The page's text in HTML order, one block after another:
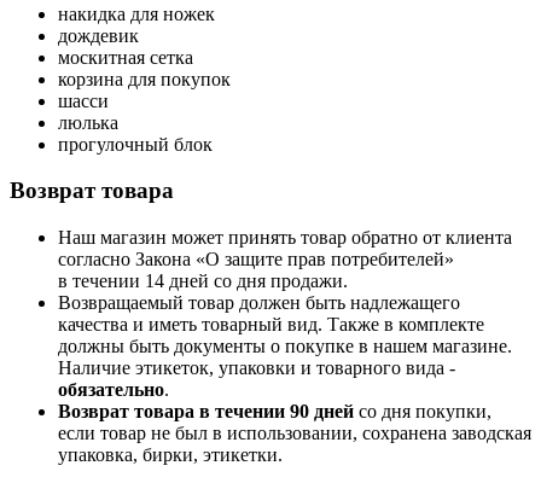
накидка для ножек
дождевик
москитная сетка
корзина для покупок
шасси
люлька
прогулочный блок
Возврат товара
Наш магазин может принять товар обратно от клиента
согласно Закона «О защите прав потребителей»
в течении 14 дней со дня продажи.
Возвращаемый товар должен быть надлежащего
качества и иметь товарный вид. Также в комплекте
должны быть документы о покупке в нашем магазине.
Наличие этикеток, упаковки и товарного вида -
обязательно.
Возврат товара в течении 90 дней со дня покупки,
если товар не был в использовании, сохранена заводская
упаковка, бирки, этикетки.